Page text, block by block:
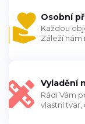
Osobní
Každou
Záleží nám
Vyladění
Rádi Vám
vlastní tvar,